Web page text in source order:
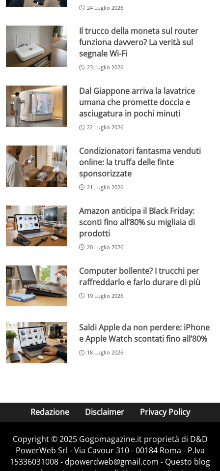
24 Luglio 2026
Il trucco della moneta sul router
funziona davvero? La verità sul
segnale Wi-Fi
23 Luglio 2026
Dal Giappone arriva la lavatrice
umana che promette doccia e
asciugatura in pochi minuti
22 Luglio 2026
Condizionatori fantasma venduti
online: la truffa delle finte
sponsorizzate
21 Luglio 2026
Amazon anticipa il Black Friday:
sconti fino all’80% su migliaia di
prodotti
20 Luglio 2026
Computer bollente? I trucchi per
raffreddarlo e farlo durare di più
19 Luglio 2026
Saldi Apple da non perdere: iPhone
e Apple Watch scontati fino all’80%
18 Luglio 2026
Redazione Disclaimer Privacy Policy
Copyright © 2025 Gogomagazine.it proprietà di D&D
PowerWeb Srl - Via Cavour 310 - 00184 Roma - P.Iva
15336031008 - dpowerdweb@gmail.com - Questo blog